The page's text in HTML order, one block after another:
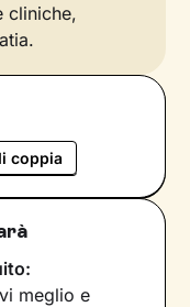
cliniche,
coppia
meglio e